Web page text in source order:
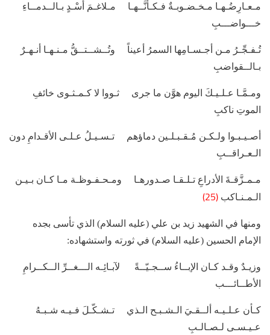
مـعـارِضُـهـا مـخـضـوبـةٌ فـكـأنَّــهـا مـلاغـمَ أسْـدٍ بـالــدمــاءِ
خـــواضـــبِ
تُـفـجِّـرُ مـن أجـسـامِها السمرُ أعيناً وتُــشــتــقُّ مـنـهـا أنـهـرٌ
بـالــقواضبِ
ومـمَّـا عـلـيـكَ اليوم هوَّن ما جرى ثـووا لا كـمـثـوى خائفِ
الموتِ ناكبِ
أصـيـبـوا ولـكـن مُـقـبـلـين دماؤهم تـسـيـلُ عـلـى الأقـدامِ دون
الـعـراقــبِ
مـمـزَّقـةَ الأدراعِ تـلـقـا صـدورهـا ومـحـفـوظـة مـا كـان بـيـن
الـمـنـاكب (25)
ومنها في الشهيد زيد بن علي (عليه السلام) الذي تأسى بجده
الإمام الحسين (عليه السلام) في ثورته واستشهاده:
وزيـدٌ وقـد كـان الإبــاءُ ســجـيّــةً لآبـائِـه الـــغــرِّ الــكــرامِ
الأطــائـــب
كـأن عـلـيـه ألــقـيَ الـشـبـح الـذي تـشـكّـلَ فـيـه شـبـهُ
عـيـسـى لـصـالـبِ